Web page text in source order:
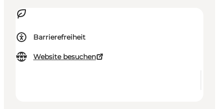
Barrierefreiheit
Website besuchen